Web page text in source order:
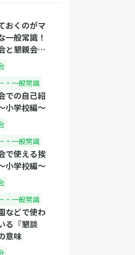
おくのがマ
一般常識！
と懇親会の
・一般常識
での自己紹
学校編〜
・一般常識
で使える挨
学校編〜
・一般常識
などで使わ
る『懇談
意味